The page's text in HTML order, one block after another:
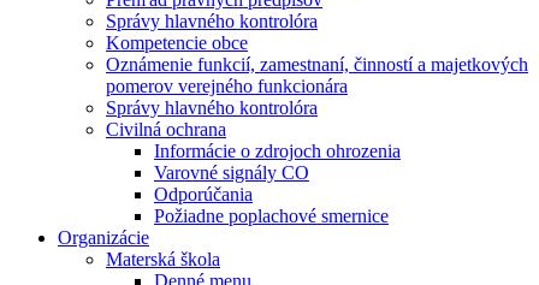
Správy hlavného kontrolóra
Kompetencie obce
Oznámenie funkcií, zamestnaní, činností a majetkových
pomerov verejného funkcionára
Správy hlavného kontrolóra
Civilná ochrana
Informácie o zdrojoch ohrozenia
Varovné signály CO
Odporúčania
Požiadne poplachové smernice
Organizácie
Materská škola
Denné menu